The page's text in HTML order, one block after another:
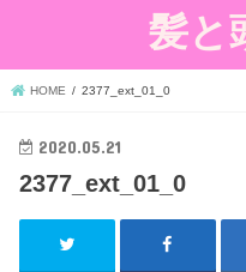
髪と
HOME 2377_ext_01_0
2020.05.21
2377_ext_01_0